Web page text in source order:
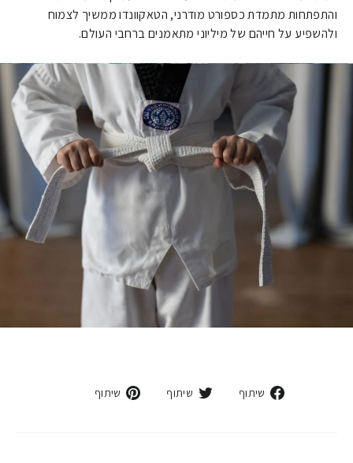
והתפתחות מתמדת כספורט מודרני, הטאקוונדו ממשיך לצמוח
ולהשפיע על חייהם של מיליוני מתאמנים ברחבי העולם.
שיתוף פייסבוקשיתוף טוויטר שיתוף